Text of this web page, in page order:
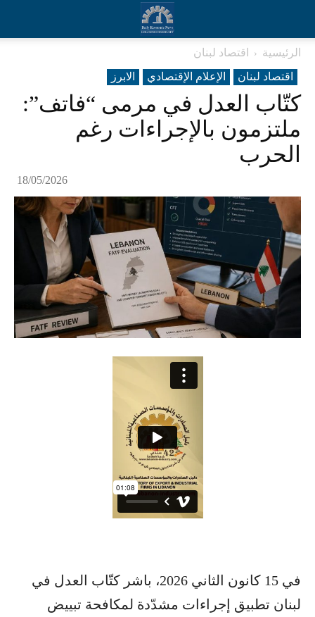
الرئيسية
اقتصاد لبنان
اقتصاد لبنان
الإعلام الإقتصادي الابرز
كتّاب العدل في مرمى “فاتف”:
ملتزمون بالإجراءات رغم
الحرب
18/05/2026
في 15 كانون الثاني 2026، باشر كتّاب العدل في
لبنان تطبيق إجراءات مشدّدة لمكافحة تبييض